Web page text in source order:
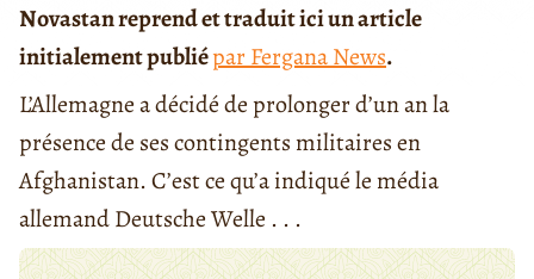
Novastan reprend et traduit ici un article
initialement publiépar Fergana News.
L’Allemagne a décidé de prolonger d’un an la
présence de ses contingents militaires en
Afghanistan. C’est ce qu’a indiqué le média
allemand Deutsche Welle . . .